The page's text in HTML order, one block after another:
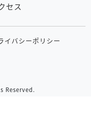
セス
イバシーポリシー
Reserved.